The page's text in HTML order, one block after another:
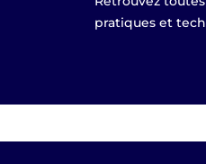
pratiques et